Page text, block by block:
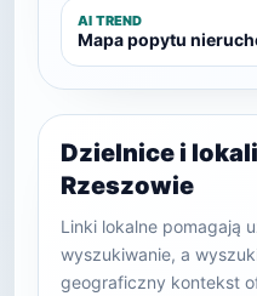
AI TREND
Mapa popytu
Dzielnice i
Rzeszowie
Linki lokalne pomagają
wyszukiwanie, a
geograficzny kontekst